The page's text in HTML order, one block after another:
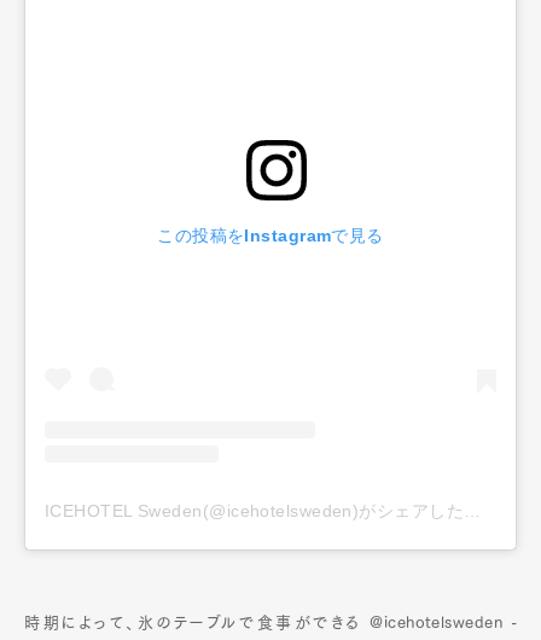
この投稿をInstagramで見る
ICEHOTEL Sweden(@icehotelsweden)がシェアした投稿
時期によって、氷のテーブルで食事ができる @icehotelsweden -